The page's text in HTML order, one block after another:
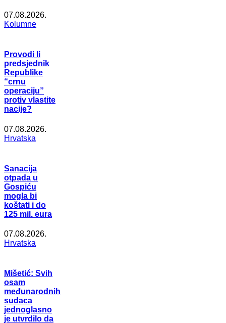
07.08.2026.
Kolumne
Provodi li
predsjednik
Republike
“crnu
operaciju”
protiv vlastite
nacije?
07.08.2026.
Hrvatska
Sanacija
otpada u
Gospiću
mogla bi
koštati i do
125 mil. eura
07.08.2026.
Hrvatska
Mišetić: Svih
osam
međunarodnih
sudaca
jednoglasno
je utvrdilo da